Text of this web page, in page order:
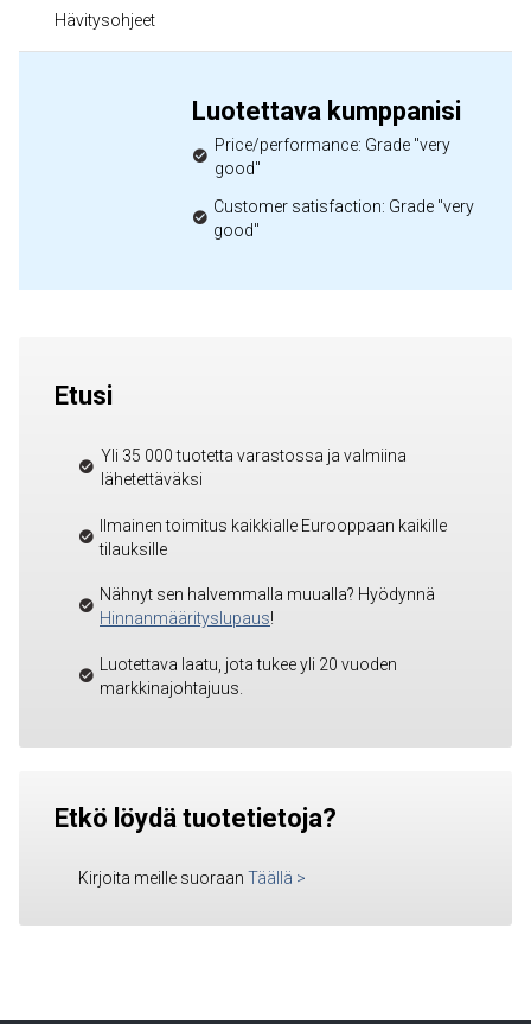
Hävitysohjeet
Luotettava kumppanisi
Price/performance: Grade "very
good"
Customer satisfaction: Grade "very
good"
Etusi
Yli 35 000 tuotetta varastossa ja valmiina
lähetettäväksi
Ilmainen toimitus kaikkialle Eurooppaan kaikille
tilauksille
Nähnyt sen halvemmalla muualla? Hyödynnä
Hinnanmäärityslupaus!
Luotettava laatu, jota tukee yli 20 vuoden
markkinajohtajuus.
Etkö löydä tuotetietoja?
Kirjoita meille suoraan Täällä >